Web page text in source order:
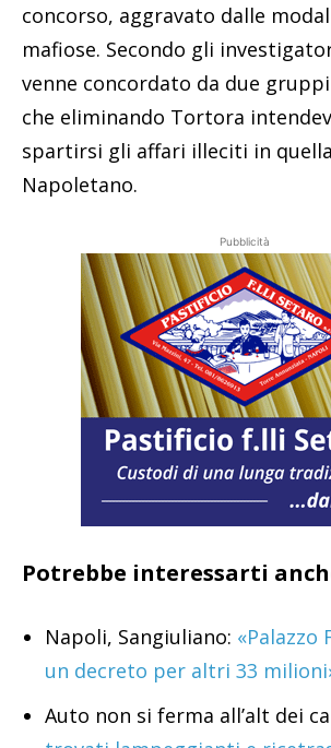
concorso, aggravato dalle
mafiose. Secondo gli
venne concordato da due
che eliminando Tortora
spartirsi gli affari illeciti in
Napoletano.
Pubblicità
Potrebbe interessarti
Napoli, Sangiuliano: «Palazzo
un decreto per altri 33
Auto non si ferma all’alt dei